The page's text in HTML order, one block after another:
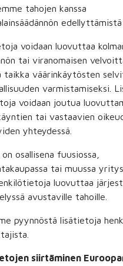
tahojen kanssa
edellyttämistä
voidaan luovuttaa
tai viranomaisen
taikka väärinkäytösten
varmistamiseksi.
voidaan joutua
tai vastaavien
yhteydessä.
osallisena fuusiossa,
tai muussa
luovuttaa
avustaville tahoille.
pyynnöstä lisätietoja
siirtäminen